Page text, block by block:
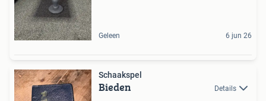
Geleen 6 jun 26
Schaakspel
Bieden Details